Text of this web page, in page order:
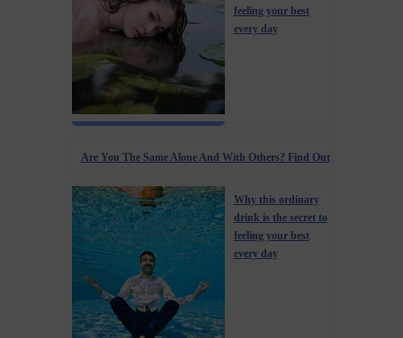
feeling your best
every day
Are You The Same Alone And With Others? Find Out
Why this ordinary
drink is the secret to
feeling your best
every day